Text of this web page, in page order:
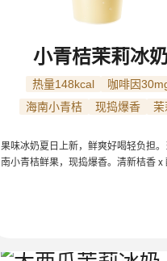
小青桔茉莉冰
热量148kcal
咖啡因
海南小青桔
现捣爆香 茉
果味冰奶夏日上新，鲜爽好喝轻负担
南小青桔鲜果，现捣爆香。清新桔香 x